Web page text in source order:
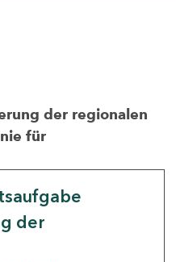
der regionalen
für
der